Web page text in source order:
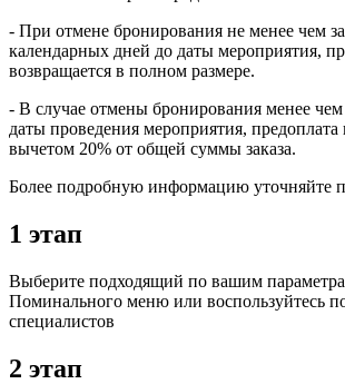
- При отмене бронирования не менее чем
календарных дней до даты мероприятия,
возвращается в полном размере.
- В случае отмены бронирования менее чем
даты проведения мероприятия, предоплата
вычетом 20% от общей суммы заказа.
Более подробную информацию уточняйте
1 этап
Выберите подходящий по вашим
Поминального меню или воспользуйтесь
специалистов
2 этап